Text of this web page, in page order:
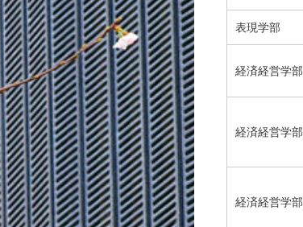
表現学部
経済経営学部
経済経営学部
経済経営学部